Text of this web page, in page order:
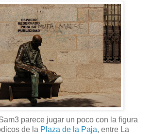
parece jugar un poco con la figura
de la Plaza de la Paja, entre La